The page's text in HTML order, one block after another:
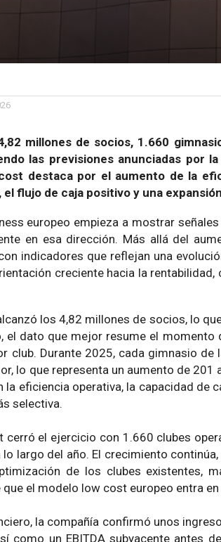
millones de socios, 1.660
las previsiones anunciadas por
destaca por el aumento de la
flujo de caja positivo y una
europeo empieza a mostrar
en esa dirección. Más allá del
indicadores que reflejan una
creciente hacia la
los 4,82 millones de socios, lo
el dato que mejor resume el
club. Durante 2025, cada gimnasio
lo que representa un aumento de
la eficiencia operativa, la capacidad de
selectiva.
cerró el ejercicio con 1.660 clubes
largo del año. El crecimiento
de los clubes existentes,
que el modelo low cost europeo entra
la compañía confirmó unos
como un EBITDA subyacente antes